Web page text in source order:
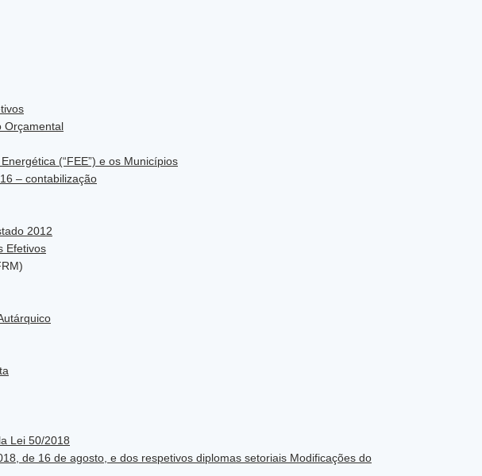
Orçamental
(“FEE”) e os Municípios
– contabilização
2012
Efetivos
Lei 50/2018
de 16 de agosto, e dos respetivos diplomas setoriais Modificações do